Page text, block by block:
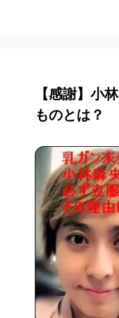
【感謝】小
ものとは？